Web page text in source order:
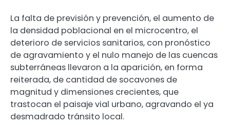
La falta de previsión y prevención, el aumento de
la densidad poblacional en el microcentro, el
deterioro de servicios sanitarios, con pronóstico
de agravamiento y el nulo manejo de las cuencas
subterráneas llevaron a la aparición, en forma
reiterada, de cantidad de socavones de
magnitud y dimensiones crecientes, que
trastocan el paisaje vial urbano, agravando el ya
desmadrado tránsito local.